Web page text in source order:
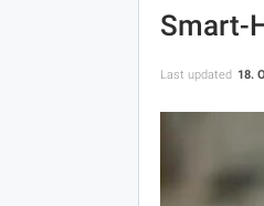
Smart-
Last updated 18.